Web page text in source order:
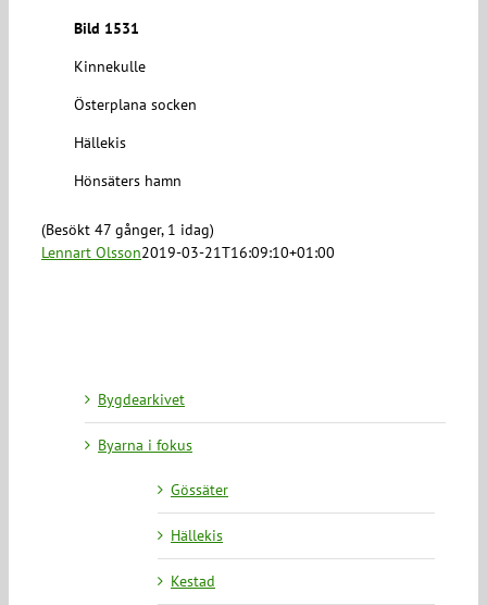
Bild 1531
Kinnekulle
Österplana socken
Hällekis
Hönsäters hamn
(Besökt 47 gånger, 1 idag)
Lennart Olsson2019-03-21T16:09:10+01:00
Bygdearkivet
Byarna i fokus
Gössäter
Hällekis
Kestad